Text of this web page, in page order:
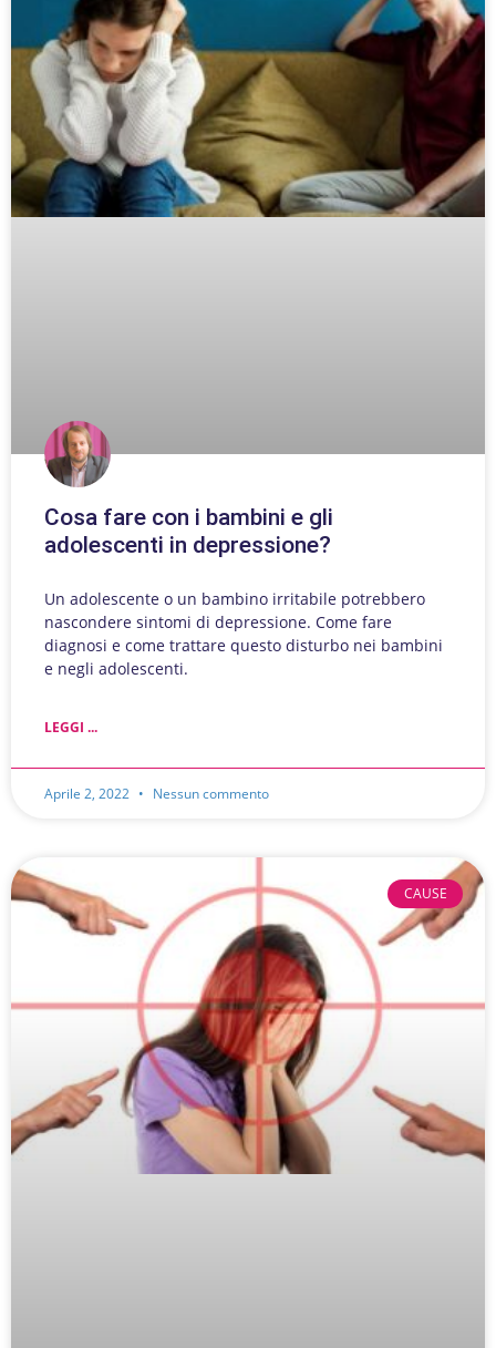
Cosa fare con i bambini e gli
adolescenti in depressione?
Un adolescente o un bambino irritabile potrebbero
nascondere sintomi di depressione. Come fare
diagnosi e come trattare questo disturbo nei bambini
e negli adolescenti.
LEGGI ...
Aprile 2, 2022 Nessun commento
CAUSE